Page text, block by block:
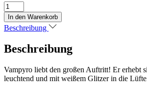
Vampyro
4er
Schachtel
-
Menge
In den Warenkorb
Beschreibung
Beschreibung
Vampyro liebt den großen Auftritt! Er erhebt
leuchtend und mit weißem Glitzer in die